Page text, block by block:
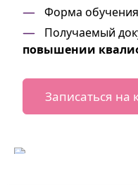
Форма
Получаемый
повышении
Записаться на